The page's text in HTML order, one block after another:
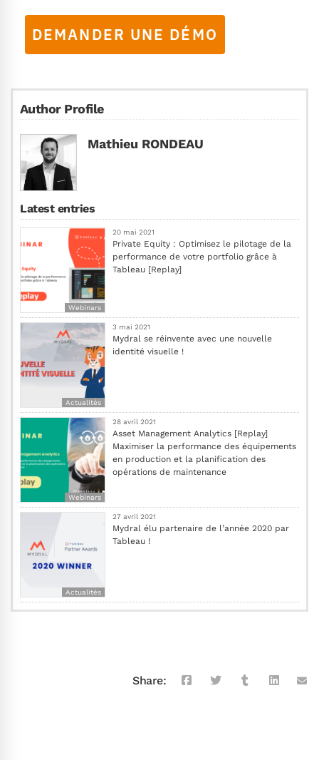
DEMANDER UNE DÉMO
Author Profile
Mathieu RONDEAU
Latest entries
Webinars
20 mai 2021
Private Equity : Optimisez le pilotage de la
performance de votre portfolio grâce à
Tableau [Replay]
Actualités
3 mai 2021
Mydral se réinvente avec une nouvelle
identité visuelle !
Webinars
28 avril 2021
Asset Management Analytics [Replay]
Maximiser la performance des équipements
en production et la planification des
opérations de maintenance
Actualités
27 avril 2021
Mydral élu partenaire de l’année 2020 par
Tableau !
Share: